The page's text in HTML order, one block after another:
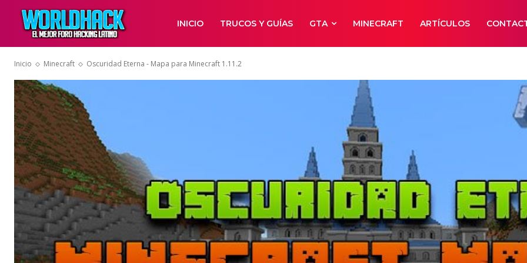
INICIO TRUCOS Y GUÍAS GTA MINECRAFT ARTÍCULOS
Inicio Minecraft Oscuridad Eterna - Mapa para Minecraft 1.11.2